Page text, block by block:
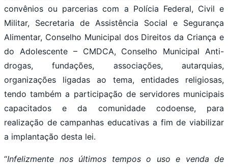
convênios ou parcerias com a Polícia Federal, Civil e
Militar, Secretaria de Assistência Social e Segurança
Alimentar, Conselho Municipal dos Direitos da Criança e
do Adolescente – CMDCA, Conselho Municipal Anti-
drogas, fundações, associações, autarquias,
organizações ligadas ao tema, entidades religiosas,
tendo também a participação de servidores municipais
capacitados e da comunidade codoense, para
realização de campanhas educativas a fim de viabilizar
a implantação desta lei.
“Infelizmente nos últimos tempos o uso e venda de